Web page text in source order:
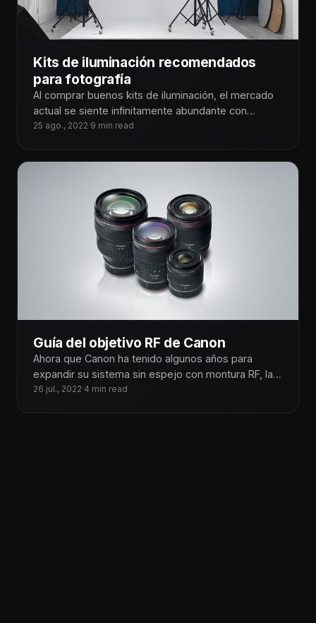
Kits de iluminación recomendados
para fotografía
Al comprar buenos kits de iluminación, el mercado
actual se siente infinitamente abundante con
opciones para cada necesidad. Puede ser
25 ago., 2022·9 min read
Guía del objetivo RF de Canon
Ahora que Canon ha tenido algunos años para
expandir su sistema sin espejo con montura RF, la
marca ha desarrollado
26 jul., 2022·4 min read